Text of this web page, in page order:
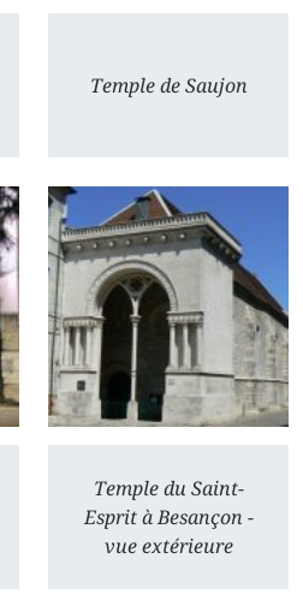
Temple de Saujon
Temple du Saint-
Esprit à Besançon -
vue extérieure